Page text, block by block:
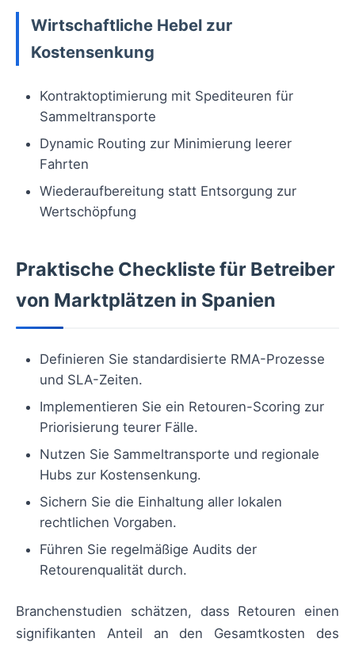
Wirtschaftliche Hebel zur
Kostensenkung
Kontraktoptimierung mit Spediteuren für
Sammeltransporte
Dynamic Routing zur Minimierung leerer
Fahrten
Wiederaufbereitung statt Entsorgung zur
Wertschöpfung
Praktische Checkliste für Betreiber
von Marktplätzen in Spanien
Definieren Sie standardisierte RMA-Prozesse
und SLA-Zeiten.
Implementieren Sie ein Retouren-Scoring zur
Priorisierung teurer Fälle.
Nutzen Sie Sammeltransporte und regionale
Hubs zur Kostensenkung.
Sichern Sie die Einhaltung aller lokalen
rechtlichen Vorgaben.
Führen Sie regelmäßige Audits der
Retourenqualität durch.
Branchenstudien schätzen, dass Retouren einen
signifikanten Anteil an den Gesamtkosten des